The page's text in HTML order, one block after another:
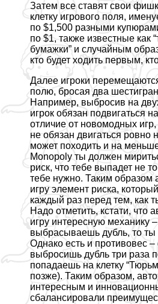
Затем все ставят свои
клетку игрового поля,
по $1,500 разными
по $1, также известные как
бумажки” и случайным
кто будет ходить первым,
Далее игроки
полю, бросая два
Например, выбросив на
игрок обязан подвигаться
отличие от новомодных игр,
не обязан двигаться ровно
может походить и на
Monopoly ты должен
риск, что тебе выпадет не
тебе нужно. Таким образом
игру элемент риска,
каждый раз перед тем, как
Надо отметить, кстати, что
игру интересную механику
выбрасываешь дубль, то
Однако есть и противовес –
выбросишь дубль три раза
попадаешь на клетку
позже). Таким образом,
интересным и
сбалансировали